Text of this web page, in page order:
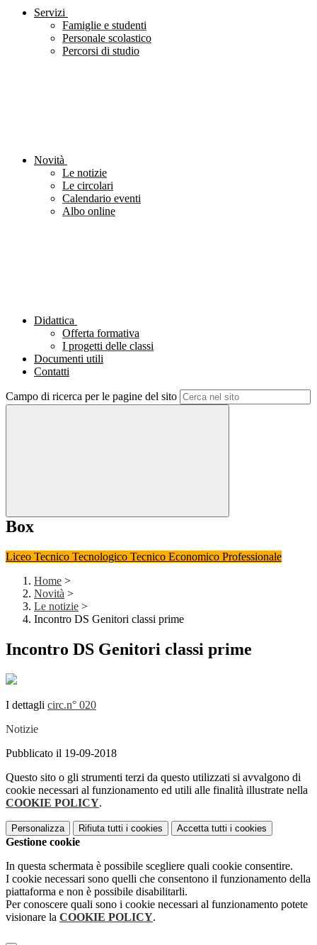
Servizi
Famiglie e studenti
Personale scolastico
Percorsi di studio
Novità
Le notizie
Le circolari
Calendario eventi
Albo online
Didattica
Offerta formativa
I progetti delle classi
Documenti utili
Contatti
Campo di ricerca per le pagine del sito
Box
Liceo Tecnico Tecnologico Tecnico Economico Professionale
Home >
Novità >
Le notizie >
Incontro DS Genitori classi prime
Incontro DS Genitori classi prime
I dettagli circ.n° 020
Notizie
Pubblicato il 19-09-2018
Questo sito o gli strumenti terzi da questo utilizzati si avvalgono di
cookie necessari al funzionamento ed utili alle finalità illustrate nella
COOKIE POLICY.
Personalizza Rifiuta tutti i cookies Accetta tutti i cookies
Gestione cookie
In questa schermata è possibile scegliere quali cookie consentire.
I cookie necessari sono quelli che consentono il funzionamento della
piattaforma e non è possibile disabilitarli.
Per conoscere quali sono i cookie necessari al funzionamento potete
visionare la COOKIE POLICY.